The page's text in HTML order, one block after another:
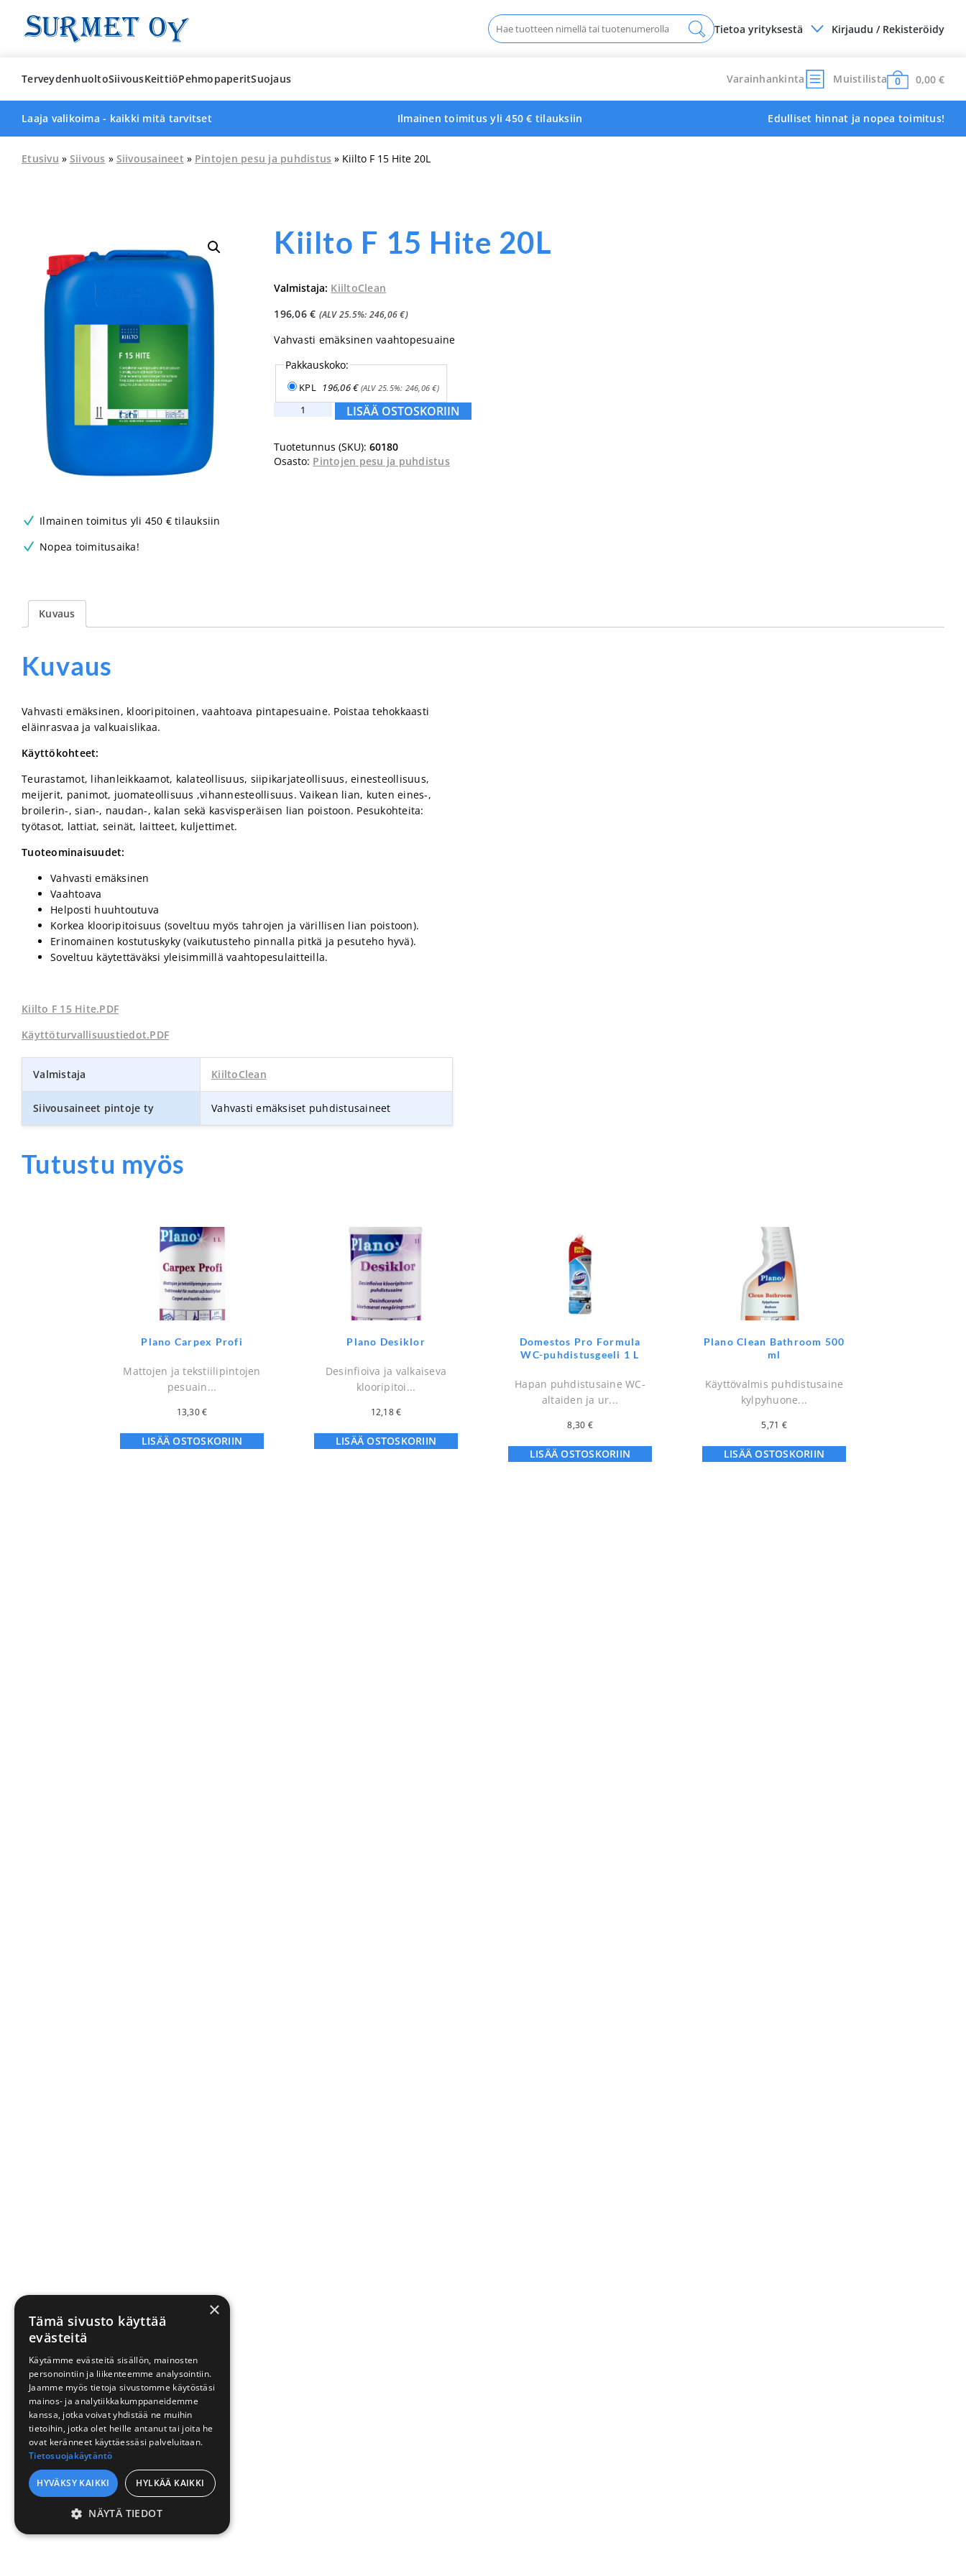
content
Haku:
Tietoa yrityksestä
Kirjaudu / Rekisteröidy
TerveydenhuoltoSiivousKeittiöPehmopaperitSuojaus Varainhankinta Muistilista 0 0,00 €
Laaja valikoima - kaikki mitä tarvitset Ilmainen toimitus yli 450 € tilauksiin Edulliset hinnat ja nopea toimitus!
Etusivu » Siivous » Siivousaineet » Pintojen pesu ja puhdistus » Kiilto F 15 Hite 20L
Ilmainen toimitus yli 450 € tilauksiin
Nopea toimitusaika!
Kiilto F 15 Hite 20L
Valmistaja: KiiltoClean
196,06€ (ALV 25.5%: 246,06€)
Vahvasti emäksinen vaahtopesuaine
Pakkauskoko:
KPL 196,06€(ALV 25.5%: 246,06€)
Hite
20L
LISÄÄ OSTOSKORIIN
Tuotetunnus (SKU):60180
Osasto: Pintojen pesu ja puhdistus
Kuvaus
Kuvaus
Vahvasti emäksinen, klooripitoinen, vaahtoava pintapesuaine. Poistaa tehokkaasti
eläinrasvaa ja valkuaislikaa.
Käyttökohteet:
Teurastamot, lihanleikkaamot, kalateollisuus, siipikarjateollisuus, einesteollisuus,
meijerit, panimot, juomateollisuus ,vihannesteollisuus. Vaikean lian, kuten eines-,
broilerin-, sian-, naudan-, kalan sekä kasvisperäisen lian poistoon. Pesukohteita:
työtasot, lattiat, seinät, laitteet, kuljettimet.
Tuoteominaisuudet:
Vahvasti emäksinen
Vaahtoava
Helposti huuhtoutuva
Korkea klooripitoisuus (soveltuu myös tahrojen ja värillisen lian poistoon).
Erinomainen kostutuskyky (vaikutusteho pinnalla pitkä ja pesuteho hyvä).
Soveltuu käytettäväksi yleisimmillä vaahtopesulaitteilla.
Kiilto F 15 Hite.PDF
Käyttö­turvallisuus­tiedot.PDF
Valmistaja KiiltoClean
Siivousaineet pintoje ty Vahvasti emäksiset puhdistusaineet
Tutustu myös
Plano Carpex Profi
Mattojen ja tekstiilipintojen
pesuain...
13,30€
LISÄÄ OSTOSKORIIN
Plano Desiklor
Desinfioiva ja valkaiseva
klooripitoi...
12,18€
LISÄÄ OSTOSKORIIN
Domestos Pro Formula
WC-puhdistusgeeli 1 L
Hapan puhdistusaine WC-
altaiden ja ur...
8,30 €
LISÄÄ OSTOSKORIIN
Plano Clean Bathroom 500
ml
Käyttövalmis puhdistusaine
kylpyhuone...
5,71 €
LISÄÄ OSTOSKORIIN
×
Tämä sivusto käyttää
evästeitä
Käytämme evästeitä sisällön, mainosten
personointiin ja liikenteemme analysointiin.
Jaamme myös tietoja sivustomme käytöstäsi
mainos- ja analytiikkakumppaneidemme
kanssa, jotka voivat yhdistää ne muihin
tietoihin, jotka olet heille antanut tai joita he
ovat keränneet käyttäessäsi palveluitaan.
Tietosuojakäytäntö
HYVÄKSY KAIKKI HYLKÄÄ KAIKKI
NÄYTÄ TIEDOT
EHDOTTOMASTI